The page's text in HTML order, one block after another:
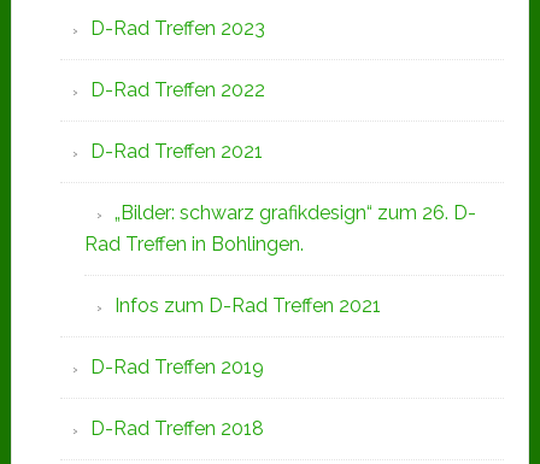
D-Rad Treffen 2023
D-Rad Treffen 2022
D-Rad Treffen 2021
„Bilder: schwarz grafikdesign“ zum 26. D-
Rad Treffen in Bohlingen.
Infos zum D-Rad Treffen 2021
D-Rad Treffen 2019
D-Rad Treffen 2018